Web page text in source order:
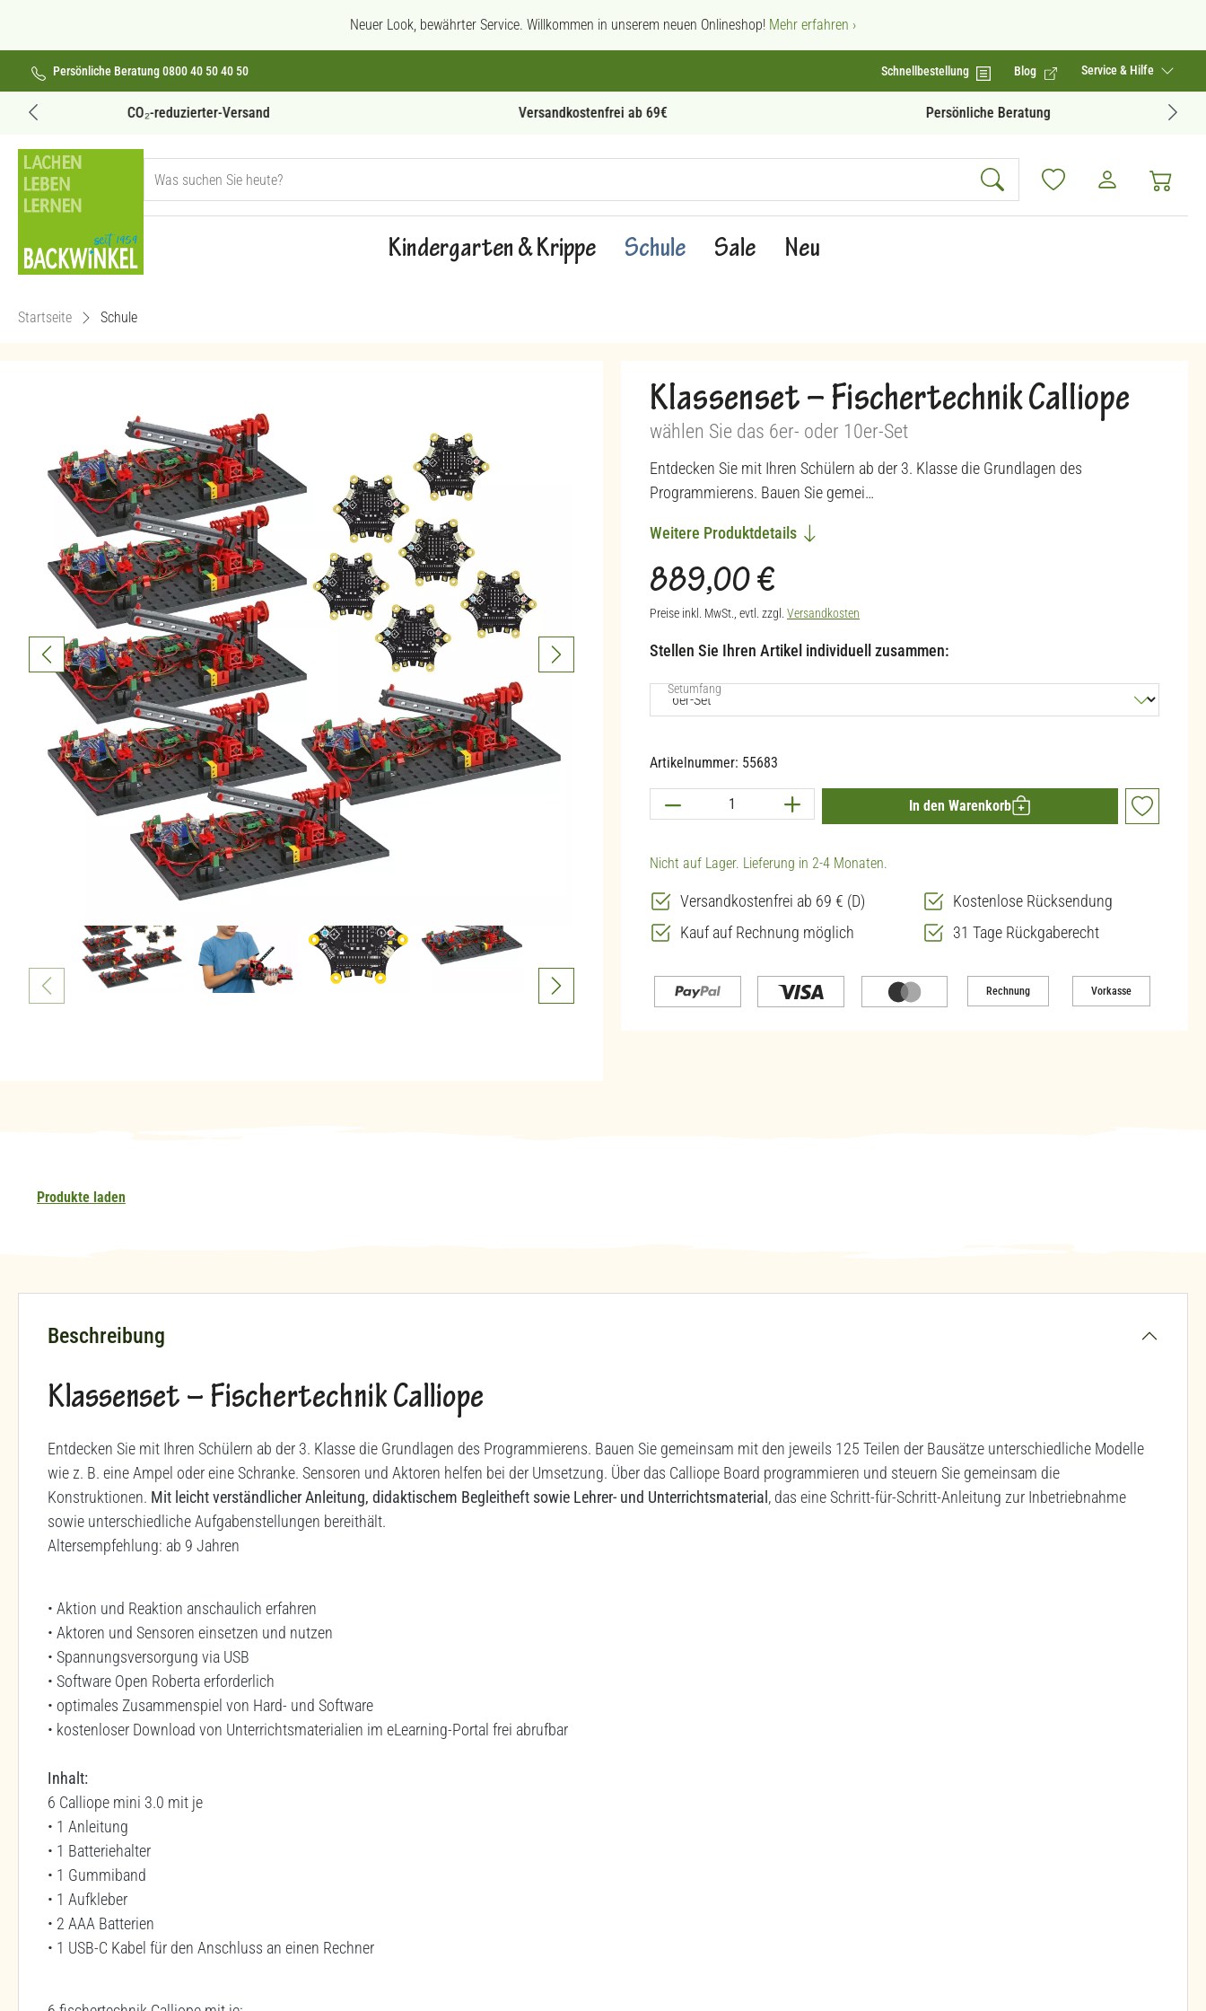
Neuer Look, bewährter Service. Willkommen in unserem neuen Onlineshop! Mehr erfahren ›
Persönliche Beratung 0800 40 50 40 50 Schnellbestellung Blog Service & Hilfe
Versandkostenfrei ab 69€ Persönliche Beratung Geprüfte Produktqualität
Kindergarten & Krippe Schule Sale Neu
Startseite Schule
Klassenset – Fischertechnik Calliope
wählen Sie das 6er- oder 10er-Set
Entdecken Sie mit Ihren Schülern ab der 3. Klasse die Grundlagen des
Programmierens. Bauen Sie gemei…
Weitere Produktdetails
Regulärer Preis:
889,00 €
Preise inkl. MwSt., evtl. zzgl. Versandkosten
Stellen Sie Ihren Artikel individuell zusammen:
Setumfangauswählen
Artikelnummer: 55683
Produkt Anzahl: Gib den gewünschten Wert ein oder benutze
In den Warenkorb
Nicht auf Lager. Lieferung in 2-4 Monaten.
Versandkostenfrei ab 69 € (D)
Kostenlose Rücksendung
Kauf auf Rechnung möglich
31 Tage Rückgaberecht
Rechnung Vorkasse
Produkte laden
Beschreibung
Klassenset – Fischertechnik Calliope
Entdecken Sie mit Ihren Schülern ab der 3. Klasse die Grundlagen des Programmierens. Bauen Sie gemeinsam mit den jeweils 125 Teilen der Bausätze unterschiedliche Modelle
wie z. B. eine Ampel oder eine Schranke. Sensoren und Aktoren helfen bei der Umsetzung. Über das Calliope Board programmieren und steuern Sie gemeinsam die
Konstruktionen. Mit leicht verständlicher Anleitung, didaktischem Begleitheft sowie Lehrer- und Unterrichtsmaterial, das eine Schritt-für-Schritt-Anleitung zur Inbetriebnahme
sowie unterschiedliche Aufgabenstellungen bereithält.
Altersempfehlung: ab 9 Jahren
• Aktion und Reaktion anschaulich erfahren
• Aktoren und Sensoren einsetzen und nutzen
• Spannungsversorgung via USB
• Software Open Roberta erforderlich
• optimales Zusammenspiel von Hard- und Software
• kostenloser Download von Unterrichtsmaterialien im eLearning-Portal frei abrufbar
Inhalt:
6 Calliope mini 3.0 mit je
• 1 Anleitung
• 1 Batteriehalter
• 1 Gummiband
• 1 Aufkleber
• 2 AAA Batterien
• 1 USB-C Kabel für den Anschluss an einen Rechner